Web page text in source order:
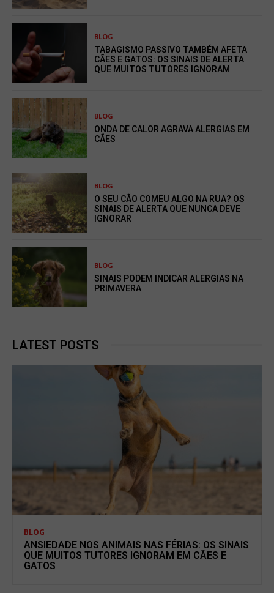
BLOG
TABAGISMO PASSIVO TAMBÉM AFETA
CÃES E GATOS: OS SINAIS DE ALERTA
QUE MUITOS TUTORES IGNORAM
BLOG
ONDA DE CALOR AGRAVA ALERGIAS EM
CÃES
BLOG
O SEU CÃO COMEU ALGO NA RUA? OS
SINAIS DE ALERTA QUE NUNCA DEVE
IGNORAR
BLOG
SINAIS PODEM INDICAR ALERGIAS NA
PRIMAVERA
LATEST POSTS
BLOG
ANSIEDADE NOS ANIMAIS NAS FÉRIAS: OS SINAIS
QUE MUITOS TUTORES IGNORAM EM CÃES E
GATOS